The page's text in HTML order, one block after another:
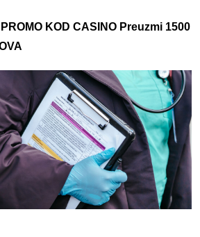
KOD CASINO Preuzmi 1500